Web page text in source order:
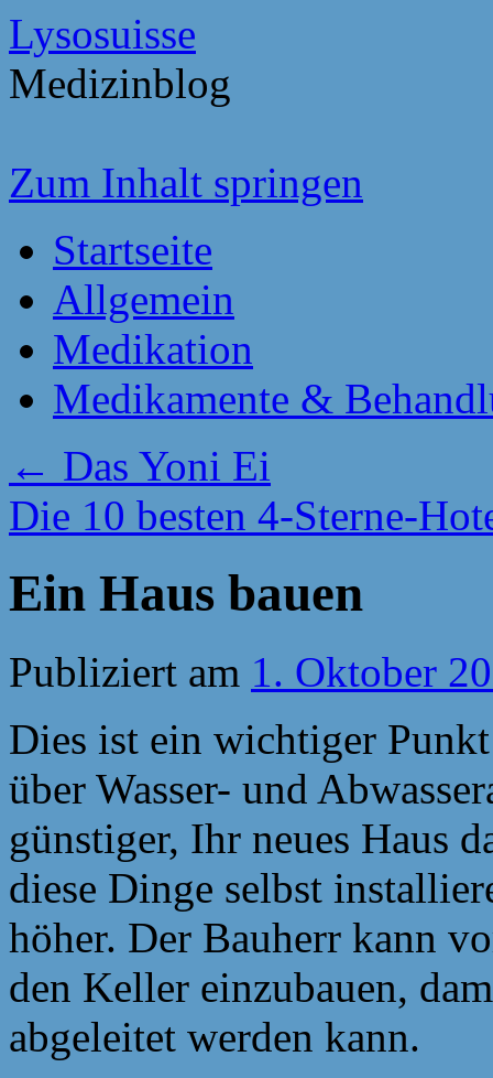
Lysosuisse
Medizinblog
Zum Inhalt springen
Startseite
Allgemein
Medikation
Medikamente &
← Das Yoni Ei
Die 10 besten 4-Sterne-
Ein Haus bauen
Publiziert am 1. Oktober
Dies ist ein wichtiger
über Wasser- und
günstiger, Ihr neues Haus
diese Dinge selbst
höher. Der Bauherr kann
den Keller einzubauen,
abgeleitet werden kann.